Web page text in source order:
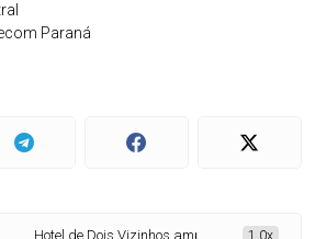
Paraná
Hotel de Dois Vizinhos amplia estrutura com
1.0x